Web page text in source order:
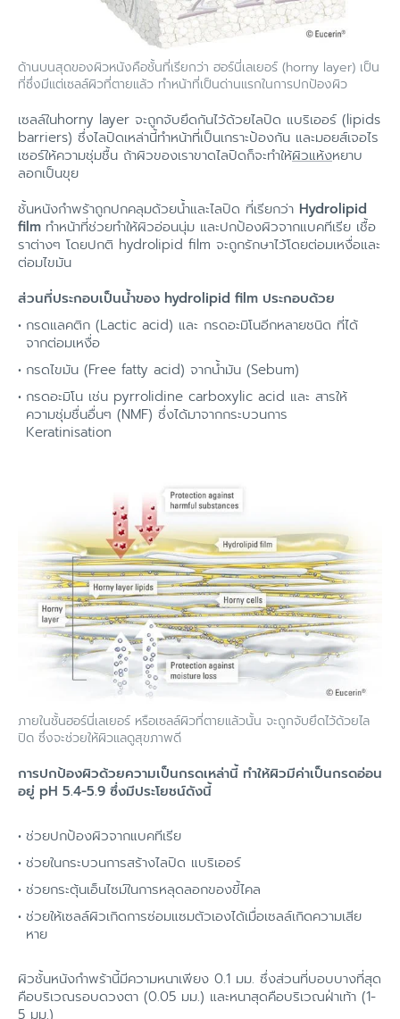
ด้านบนสุดของผิวหนังคือชั้นที่เรียกว่า ฮอร์นี่เลเยอร์ (horny layer) เป็น
ที่ซึ่งมีแต่เซลล์ผิวที่ตายแล้ว ทำหน้าที่เป็นด่านแรกในการปกป้องผิว
เซลล์ในhorny layer จะถูกจับยึดกันไว้ด้วยไลปิด แบริเออร์ (lipids
barriers) ซึ่งไลปิดเหล่านี้ทำหน้าที่เป็นเกราะป้องกัน และมอยส์เจอไร
เซอร์ให้ความชุ่มชื้น ถ้าผิวของเราขาดไลปิดก็จะทำให้ผิวแห้งหยาบ
ลอกเป็นขุย
ชั้นหนังกำพร้าถูกปกคลุมด้วยน้ำและไลปิด ที่เรียกว่า Hydrolipid
film ทำหน้าที่ช่วยทำให้ผิวอ่อนนุ่ม และปกป้องผิวจากแบคทีเรีย เชื้อ
ราต่างๆ โดยปกติ hydrolipid film จะถูกรักษาไว้โดยต่อมเหงื่อและ
ต่อมไขมัน
ส่วนที่ประกอบเป็นน้ำของ hydrolipid film ประกอบด้วย
กรดแลคติก (Lactic acid) และ กรดอะมิโนอีกหลายชนิด ที่ได้
จากต่อมเหงื่อ
กรดไขมัน (Free fatty acid) จากน้ำมัน (Sebum)
กรดอะมิโน เช่น pyrrolidine carboxylic acid และ สารให้
ความชุ่มชื่นอื่นๆ (NMF) ซึ่งได้มาจากกระบวนการ
Keratinisation
ภายในชั้นฮอร์นี่เลเยอร์ หรือเซลล์ผิวที่ตายแล้วนั้น จะถูกจับยึดไว้ด้วยไล
ปิด ซึ่งจะช่วยให้ผิวแลดูสุขภาพดี
การปกป้องผิวด้วยความเป็นกรดเหล่านี้ ทำให้ผิวมีค่าเป็นกรดอ่อน
อยู่ pH 5.4-5.9 ซึ่งมีประโยชน์ดังนี้
ช่วยปกป้องผิวจากแบคทีเรีย
ช่วยในกระบวนการสร้างไลปิด แบริเออร์
ช่วยกระตุ้นเอ็นไซม์ในการหลุดลอกของขี้ไคล
ช่วยให้เซลล์ผิวเกิดการซ่อมแซมตัวเองได้เมื่อเซลล์เกิดความเสีย
หาย
ผิวชั้นหนังกำพร้านี้มีความหนาเพียง 0.1 มม. ซึ่งส่วนที่บอบบางที่สุด
คือบริเวณรอบดวงตา (0.05 มม.) และหนาสุดคือบริเวณฝ่าเท้า (1-
5 มม.)